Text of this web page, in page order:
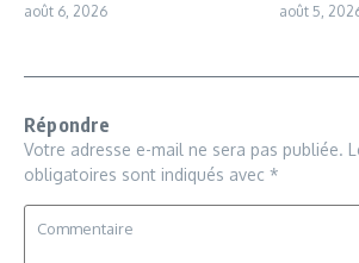
août 6, 2026 août 5,
Répondre
Votre adresse e-mail ne sera pas publiée.
obligatoires sont indiqués avec *